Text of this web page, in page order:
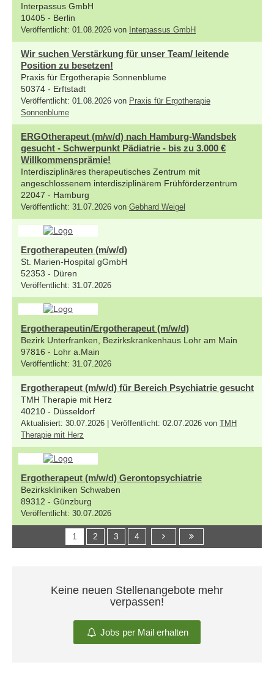
Interpassus GmbH
10405 - Berlin
Veröffentlicht: 01.08.2026 von Interpassus GmbH
Wir suchen Verstärkung für unser Team/ leitende
Position zu besetzen!
Praxis für Ergotherapie Sonnenblume
50374 - Erftstadt
Veröffentlicht: 01.08.2026 von Praxis für Ergotherapie
Sonnenblume
ERGOtherapeut (m/w/d) nach Hamburg-Wandsbek
gesucht - Schwerpunkt Pädiatrie - bis zu 3.000 €
Willkommensprämie!
Interdisziplinäres therapeutisches Zentrum mit
angeschlossenem interdisziplinärem Frühförderzentrum
22047 - Hamburg
Veröffentlicht: 31.07.2026 von Gebhard Weigel
Ergotherapeuten (m/w/d)
St. Marien-Hospital gGmbH
52353 - Düren
Veröffentlicht: 31.07.2026
Ergotherapeutin/Ergotherapeut (m/w/d)
Bezirk Unterfranken, Bezirkskrankenhaus Lohr am Main
97816 - Lohr a.Main
Veröffentlicht: 31.07.2026
Ergotherapeut (m/w/d) für Bereich Psychiatrie gesucht
TMH Therapie mit Herz
40210 - Düsseldorf
Aktualisiert: 30.07.2026 | Veröffentlicht: 02.07.2026 von TMH
Therapie mit Herz
Ergotherapeut (m/w/d) Gerontopsychiatrie
Bezirkskliniken Schwaben
89312 - Günzburg
Veröffentlicht: 30.07.2026
1 2 3 4
Keine neuen Stellenangebote mehr
verpassen!
Jobs per Mail erhalten